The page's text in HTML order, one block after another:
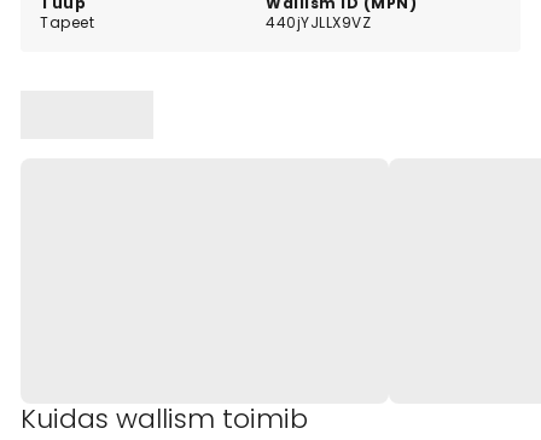
Tapeet
440jYJLLX9VZ
Kuidas wallism toimib